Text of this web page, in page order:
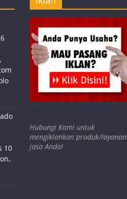
10
Hubungi Kami untuk
mengiklankan produk/layanan
jasa Anda!